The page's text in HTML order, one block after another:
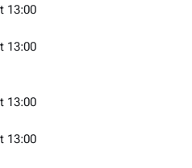
13:00
13:00
13:00
13:00